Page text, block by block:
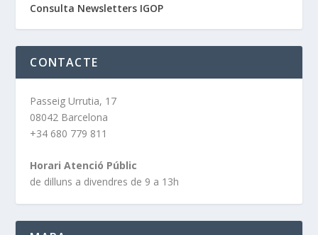
Consulta Newsletters IGOP
CONTACTE
Passeig Urrutia, 17
08042 Barcelona
+34 680 779 811
Horari Atenció Públic
de dilluns a divendres de 9 a 13h